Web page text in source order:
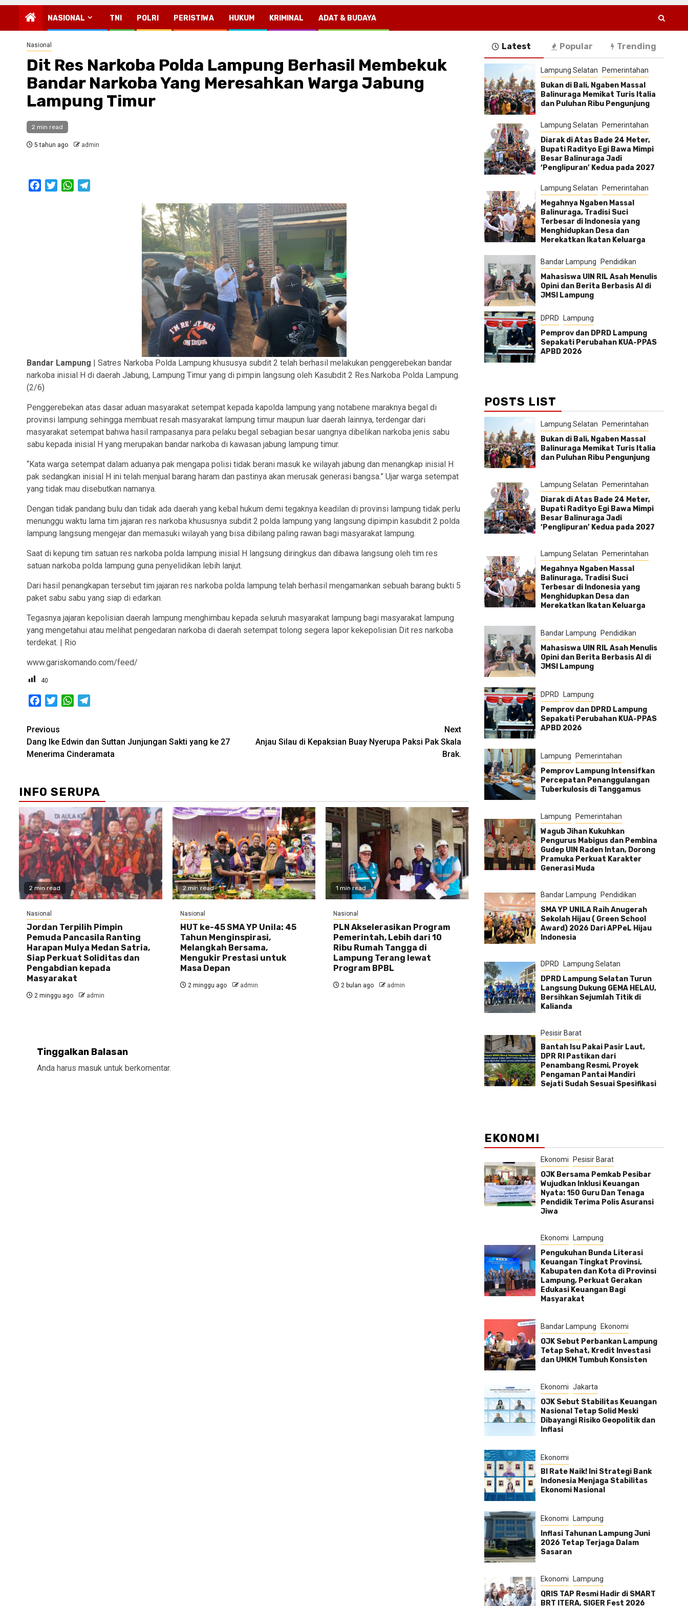
NASIONAL TNI POLRI PERISTIWA HUKUM KRIMINAL ADAT & BUDAYA
Nasional
Dit Res Narkoba Polda Lampung Berhasil Membekuk
Bandar Narkoba Yang Meresahkan Warga Jabung
Lampung Timur
2 min read
5 tahun ago admin
FacebookTwitterWhatsApp
Bandar Lampung | Satres Narkoba Polda Lampung khususya subdit 2 telah berhasil melakukan penggerebekan bandar
narkoba inisial H di daerah Jabung, Lampung Timur yang di pimpin langsung oleh Kasubdit 2 Res.Narkoba Polda Lampung.
(2/6)
Penggerebekan atas dasar aduan masyarakat setempat kepada kapolda lampung yang notabene maraknya begal di
provinsi lampung sehingga membuat resah masyarakat lampung timur maupun luar daerah lainnya, terdengar dari
masyarakat setempat bahwa hasil rampasanya para pelaku begal sebagian besar uangnya dibelikan narkoba jenis sabu
sabu kepada inisial H yang merupakan bandar narkoba di kawasan jabung lampung timur.
“Kata warga setempat dalam aduanya pak mengapa polisi tidak berani masuk ke wilayah jabung dan menangkap inisial H
pak sedangkan inisial H ini telah menjual barang haram dan pastinya akan merusak generasi bangsa.” Ujar warga setempat
yang tidak mau disebutkan namanya.
Dengan tidak pandang bulu dan tidak ada daerah yang kebal hukum demi tegaknya keadilan di provinsi lampung tidak perlu
menunggu waktu lama tim jajaran res narkoba khususnya subdit 2 polda lampung yang langsung dipimpin kasubdit 2 polda
lampung langsung mengejar dan memasuki wilayah yang bisa dibilang paling rawan bagi masyarakat lampung.
Saat di kepung tim satuan res narkoba polda lampung inisial H langsung diringkus dan dibawa langsung oleh tim res
satuan narkoba polda lampung guna penyelidikan lebih lanjut.
Dari hasil penangkapan tersebut tim jajaran res narkoba polda lampung telah berhasil mengamankan sebuah barang bukti 5
paket sabu sabu yang siap di edarkan.
Tegasnya jajaran kepolisian daerah lampung menghimbau kepada seluruh masyarakat lampung bagi masyarakat lampung
yang mengetahui atau melihat pengedaran narkoba di daerah setempat tolong segera lapor kekepolisian Dit res narkoba
terdekat. | Rio
www.gariskomando.com/feed/
40
FacebookTwitterWhatsApp
Post
navigation
Previous
Dang Ike Edwin dan Suttan Junjungan Sakti yang ke 27
Menerima Cinderamata
Next
Anjau Silau di Kepaksian Buay Nyerupa Paksi Pak Skala
Brak.
INFO SERUPA
2 min read
Nasional
Jordan Terpilih Pimpin
Pemuda Pancasila Ranting
Harapan Mulya Medan Satria,
Siap Perkuat Soliditas dan
Pengabdian kepada
Masyarakat
2 minggu ago admin
2 min read
Nasional
HUT ke-45 SMA YP Unila: 45
Tahun Menginspirasi,
Melangkah Bersama,
Mengukir Prestasi untuk
Masa Depan
2 minggu ago admin
1 min read
Nasional
PLN Akselerasikan Program
Pemerintah, Lebih dari 10
Ribu Rumah Tangga di
Lampung Terang lewat
Program BPBL
2 bulan ago admin
Tinggalkan Balasan
Anda harus masuk untuk berkomentar.
Latest Popular Trending
Lampung Selatan Pemerintahan
Bukan di Bali, Ngaben Massal
Balinuraga Memikat Turis Italia
dan Puluhan Ribu Pengunjung
Lampung Selatan Pemerintahan
Diarak di Atas Bade 24 Meter,
Bupati Radityo Egi Bawa Mimpi
Besar Balinuraga Jadi
‘Penglipuran’ Kedua pada 2027
Lampung Selatan Pemerintahan
Megahnya Ngaben Massal
Balinuraga, Tradisi Suci
Terbesar di Indonesia yang
Menghidupkan Desa dan
Merekatkan Ikatan Keluarga
Bandar Lampung Pendidikan
Mahasiswa UIN RIL Asah Menulis
Opini dan Berita Berbasis AI di
JMSI Lampung
DPRD Lampung
Pemprov dan DPRD Lampung
Sepakati Perubahan KUA-PPAS
APBD 2026
POSTS LIST
Lampung Selatan Pemerintahan
Bukan di Bali, Ngaben Massal
Balinuraga Memikat Turis Italia
dan Puluhan Ribu Pengunjung
Lampung Selatan Pemerintahan
Diarak di Atas Bade 24 Meter,
Bupati Radityo Egi Bawa Mimpi
Besar Balinuraga Jadi
‘Penglipuran’ Kedua pada 2027
Lampung Selatan Pemerintahan
Megahnya Ngaben Massal
Balinuraga, Tradisi Suci
Terbesar di Indonesia yang
Menghidupkan Desa dan
Merekatkan Ikatan Keluarga
Bandar Lampung Pendidikan
Mahasiswa UIN RIL Asah Menulis
Opini dan Berita Berbasis AI di
JMSI Lampung
DPRD Lampung
Pemprov dan DPRD Lampung
Sepakati Perubahan KUA-PPAS
APBD 2026
Lampung Pemerintahan
Pemprov Lampung Intensifkan
Percepatan Penanggulangan
Tuberkulosis di Tanggamus
Lampung Pemerintahan
Wagub Jihan Kukuhkan
Pengurus Mabigus dan Pembina
Gudep UIN Raden Intan, Dorong
Pramuka Perkuat Karakter
Generasi Muda
Bandar Lampung Pendidikan
SMA YP UNILA Raih Anugerah
Sekolah Hijau ( Green School
Award) 2026 Dari APPeL Hijau
Indonesia
DPRD Lampung Selatan
DPRD Lampung Selatan Turun
Langsung Dukung GEMA HELAU,
Bersihkan Sejumlah Titik di
Kalianda
Pesisir Barat
Bantah Isu Pakai Pasir Laut,
DPR RI Pastikan dari
Penambang Resmi, Proyek
Pengaman Pantai Mandiri
Sejati Sudah Sesuai Spesifikasi
EKONOMI
Ekonomi Pesisir Barat
OJK Bersama Pemkab Pesibar
Wujudkan Inklusi Keuangan
Nyata: 150 Guru Dan Tenaga
Pendidik Terima Polis Asuransi
Jiwa
Ekonomi Lampung
Pengukuhan Bunda Literasi
Keuangan Tingkat Provinsi,
Kabupaten dan Kota di Provinsi
Lampung, Perkuat Gerakan
Edukasi Keuangan Bagi
Masyarakat
Bandar Lampung Ekonomi
OJK Sebut Perbankan Lampung
Tetap Sehat, Kredit Investasi
dan UMKM Tumbuh Konsisten
Ekonomi Jakarta
OJK Sebut Stabilitas Keuangan
Nasional Tetap Solid Meski
Dibayangi Risiko Geopolitik dan
Inflasi
Ekonomi
BI Rate Naik! Ini Strategi Bank
Indonesia Menjaga Stabilitas
Ekonomi Nasional
Ekonomi Lampung
Inflasi Tahunan Lampung Juni
2026 Tetap Terjaga Dalam
Sasaran
Ekonomi Lampung
QRIS TAP Resmi Hadir di SMART
BRT ITERA, SIGER Fest 2026